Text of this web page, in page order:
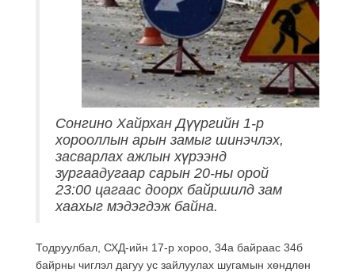
Сонгино Хайрхан Дүүргийн 1-р
хорооллын арын замыг шинэчлэх,
засварлах ажлын хүрээнд
зургаадугаар сарын 20-ны орой
23:00 цагаас доорх байршилд зам
хаахыг мэдэгдэж байна.
Тодруулбал, СХД-ийн 17-р хороо, 34а байраас 34б
байрны чиглэл дагуу ус зайлуулах шугамын хөндлөн